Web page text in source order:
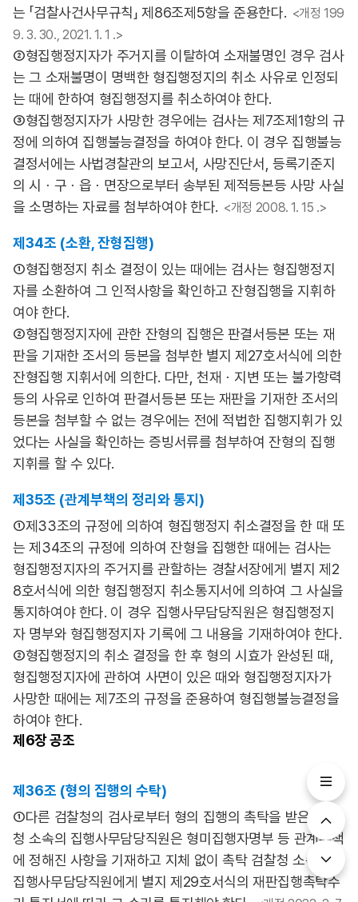
는 「검찰사건사무규칙」 제86조제5항을 준용한다. <개정 199
9. 3. 30., 2021. 1. 1 .>
②형집행정지자가 주거지를 이탈하여 소재불명인 경우 검사
는 그 소재불명이 명백한 형집행정지의 취소 사유로 인정되
는 때에 한하여 형집행정지를 취소하여야 한다.
③형집행정지자가 사망한 경우에는 검사는 제7조제1항의 규
정에 의하여 집행불능결정을 하여야 한다. 이 경우 집행불능
결정서에는 사법경찰관의 보고서, 사망진단서, 등록기준지
의 시ㆍ구ㆍ읍ㆍ면장으로부터 송부된 제적등본등 사망 사실
을 소명하는 자료를 첨부하여야 한다. <개정 2008. 1. 15 .>
제34조 (소환, 잔형집행)
①형집행정지 취소 결정이 있는 때에는 검사는 형집행정지
자를 소환하여 그 인적사항을 확인하고 잔형집행을 지휘하
여야 한다.
②형집행정지자에 관한 잔형의 집행은 판결서등본 또는 재
판을 기재한 조서의 등본을 첨부한 별지 제27호서식에 의한
잔형집행 지휘서에 의한다. 다만, 천재ㆍ지변 또는 불가항력
등의 사유로 인하여 판결서등본 또는 재판을 기재한 조서의
등본을 첨부할 수 없는 경우에는 전에 적법한 집행지휘가 있
었다는 사실을 확인하는 증빙서류를 첨부하여 잔형의 집행
지휘를 할 수 있다.
제35조 (관계부책의 정리와 통지)
①제33조의 규정에 의하여 형집행정지 취소결정을 한 때 또
는 제34조의 규정에 의하여 잔형을 집행한 때에는 검사는
형집행정지자의 주거지를 관할하는 경찰서장에게 별지 제2
8호서식에 의한 형집행정지 취소통지서에 의하여 그 사실을
통지하여야 한다. 이 경우 집행사무담당직원은 형집행정지
자 명부와 형집행정지자 기록에 그 내용을 기재하여야 한다.
②형집행정지의 취소 결정을 한 후 형의 시효가 완성된 때,
형집행정지자에 관하여 사면이 있은 때와 형집행정지자가
사망한 때에는 제7조의 규정을 준용하여 형집행불능결정을
하여야 한다.
제6장공조
제36조 (형의 집행의 수탁)
①다른 검찰청의 검사로부터 형의 집행의 촉탁을 받은 검찰
청 소속의 집행사무담당직원은 형미집행자명부 등 관계부책
에 정해진 사항을 기재하고 지체 없이 촉탁 검찰청 소속의
집행사무담당직원에게 별지 제29호서식의 재판집행촉탁수